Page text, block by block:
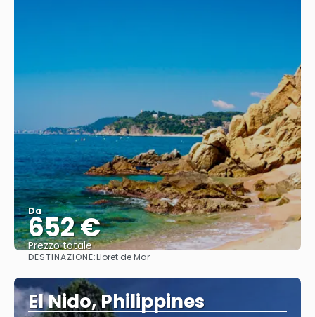
Da
652 €
Prezzo totale
Vedere
DESTINAZIONE:Lloret de Mar
El Nido, Philippines